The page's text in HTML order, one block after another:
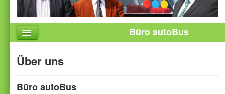
Büro autoBus
Aktuelles
Referenzen
Über uns
Büro autoBus